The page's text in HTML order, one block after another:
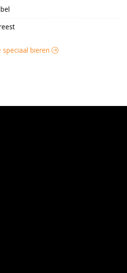
bieren